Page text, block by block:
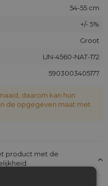
54-55 cm
+/- 5%
Groot
LIN-4560-NAT-172
5903003405177
daarom kan hun
de opgegeven maat met
product met de